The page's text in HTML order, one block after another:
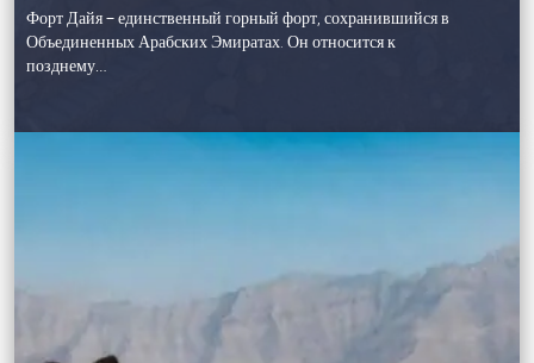
Форт Дайя – единственный горный форт, сохранившийся в
Объединенных Арабских Эмиратах. Он относится к
позднему…